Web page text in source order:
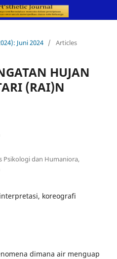
Juni 2024 / Articles
HUJAN
(RAI)N
Psikologi dan Humaniora,
koreografi
dimana air menguap